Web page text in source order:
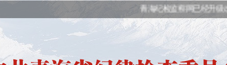
青海纪检监察网已经升级